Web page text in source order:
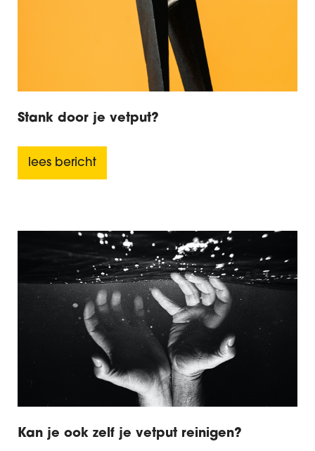
Stank door je vetput?
lees bericht
Kan je ook zelf je vetput reinigen?